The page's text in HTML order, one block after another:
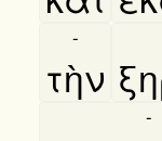
τὴν
-
-